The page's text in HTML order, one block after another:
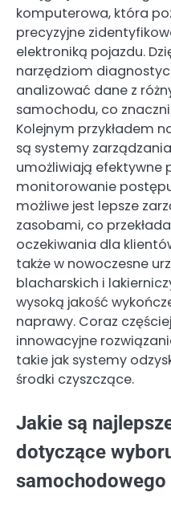
komputerowa, która
precyzyjne
elektroniką pojazdu.
narzędziom
analizować dane z
samochodu, co
Kolejnym przykładem
są systemy
umożliwiają efektywne
monitorowanie
możliwe jest lepsze
zasobami, co
oczekiwania dla
także w nowoczesne
blacharskich i
wysoką jakość
naprawy. Coraz
innowacyjne
takie jak systemy
środki czyszczące.
Jakie są
dotyczące